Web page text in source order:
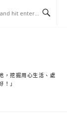
，挖掘用心生活、處
！」